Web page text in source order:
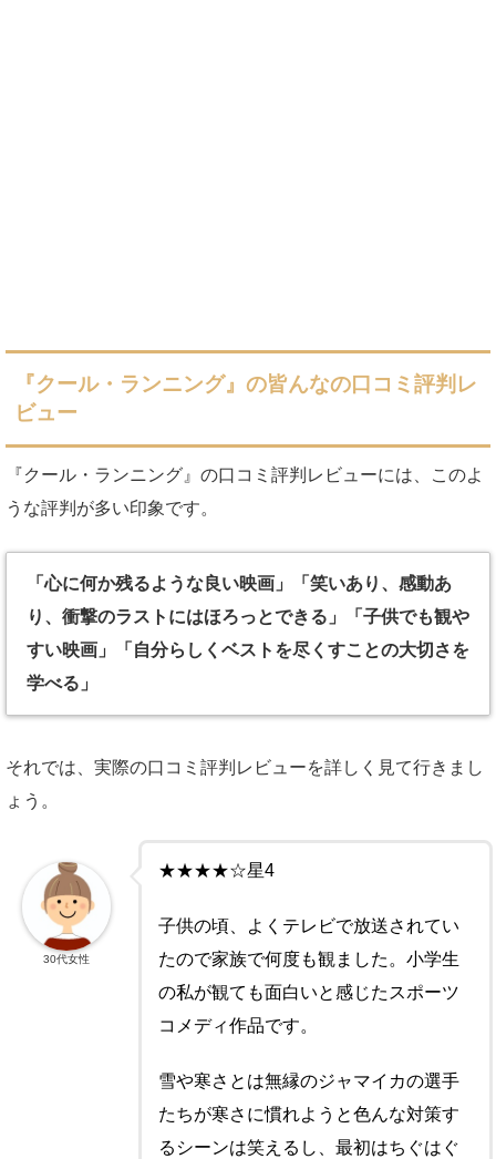
『クール・ランニング』の皆んなの口コミ評判レ
ビュー
『クール・ランニング』の口コミ評判レビューには、このよ
うな評判が多い印象です。
「心に何か残るような良い映画」「笑いあり、感動あ
り、衝撃のラストにはほろっとできる」「子供でも観や
すい映画」「自分らしくベストを尽くすことの大切さを
学べる」
それでは、実際の口コミ評判レビューを詳しく見て行きまし
ょう。
★★★★☆星4
子供の頃、よくテレビで放送されてい
たので家族で何度も観ました。小学生
の私が観ても面白いと感じたスポーツ
コメディ作品です。
雪や寒さとは無縁のジャマイカの選手
たちが寒さに慣れようと色んな対策す
るシーンは笑えるし、最初はちぐはぐ
30代女性